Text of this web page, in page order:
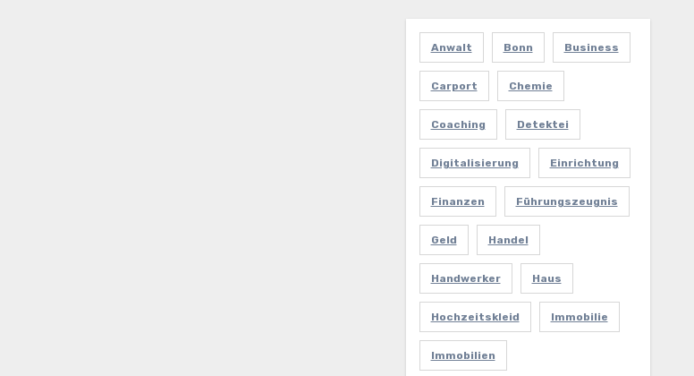
Anwalt Bonn Business
Carport Chemie
Coaching Detektei
Digitalisierung Einrichtung
Finanzen Führungszeugnis
Geld Handel
Handwerker Haus
Hochzeitskleid Immobilie
Immobilien